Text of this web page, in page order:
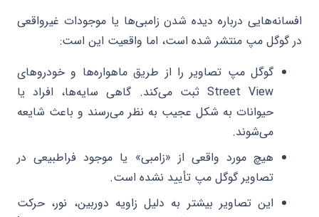
افسانه‌هایی درباره دیده شدن زامبی‌ها یا موجودات غیرواقعی
در گوگل مپ منتشر شده است، اما واقعیت این است:
گوگل مپ تصاویر را از طریق ماهواره‌ها و خودروهای
Street View ثبت می‌کند. گاهی سایه‌ها، افراد یا
حیوانات به شکل عجیب به نظر می‌رسند و باعث شایعه
می‌شوند.
هیچ مورد واقعی از «زامبی» یا موجود فراطبیعی در
تصاویر گوگل مپ تأیید نشده است.
این تصاویر بیشتر به دلیل زاویه دوربین، نور، حرکت